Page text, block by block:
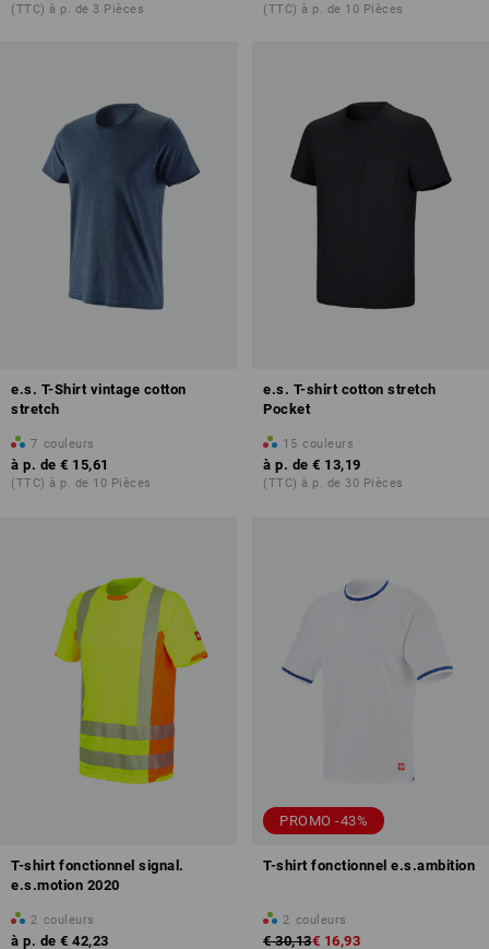
(TTC) à p. de 3 Pièces (TTC) à p. de 10 Pièces
e.s. T-Shirt vintage cotton
stretch
7 couleurs
à p. de € 15,61
(TTC) à p. de 10 Pièces
e.s. T-shirt cotton stretch
Pocket
15 couleurs
à p. de € 13,19
(TTC) à p. de 30 Pièces
T-shirt fonctionnel signal.
e.s.motion 2020
2 couleurs
à p. de € 42,23
PROMO -43%
T-shirt fonctionnel e.s.ambition
2 couleurs
€ 30,13€ 16,93